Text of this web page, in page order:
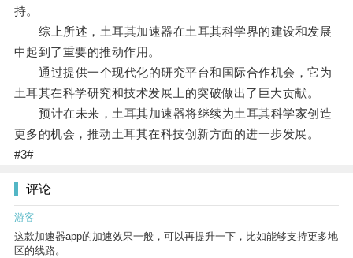
持。
综上所述，土耳其加速器在土耳其科学界的建设和发展
中起到了重要的推动作用。
通过提供一个现代化的研究平台和国际合作机会，它为
土耳其在科学研究和技术发展上的突破做出了巨大贡献。
预计在未来，土耳其加速器将继续为土耳其科学家创造
更多的机会，推动土耳其在科技创新方面的进一步发展。
#3#
评论
游客
这款加速器app的加速效果一般，可以再提升一下，比如能够支持更多地
区的线路。